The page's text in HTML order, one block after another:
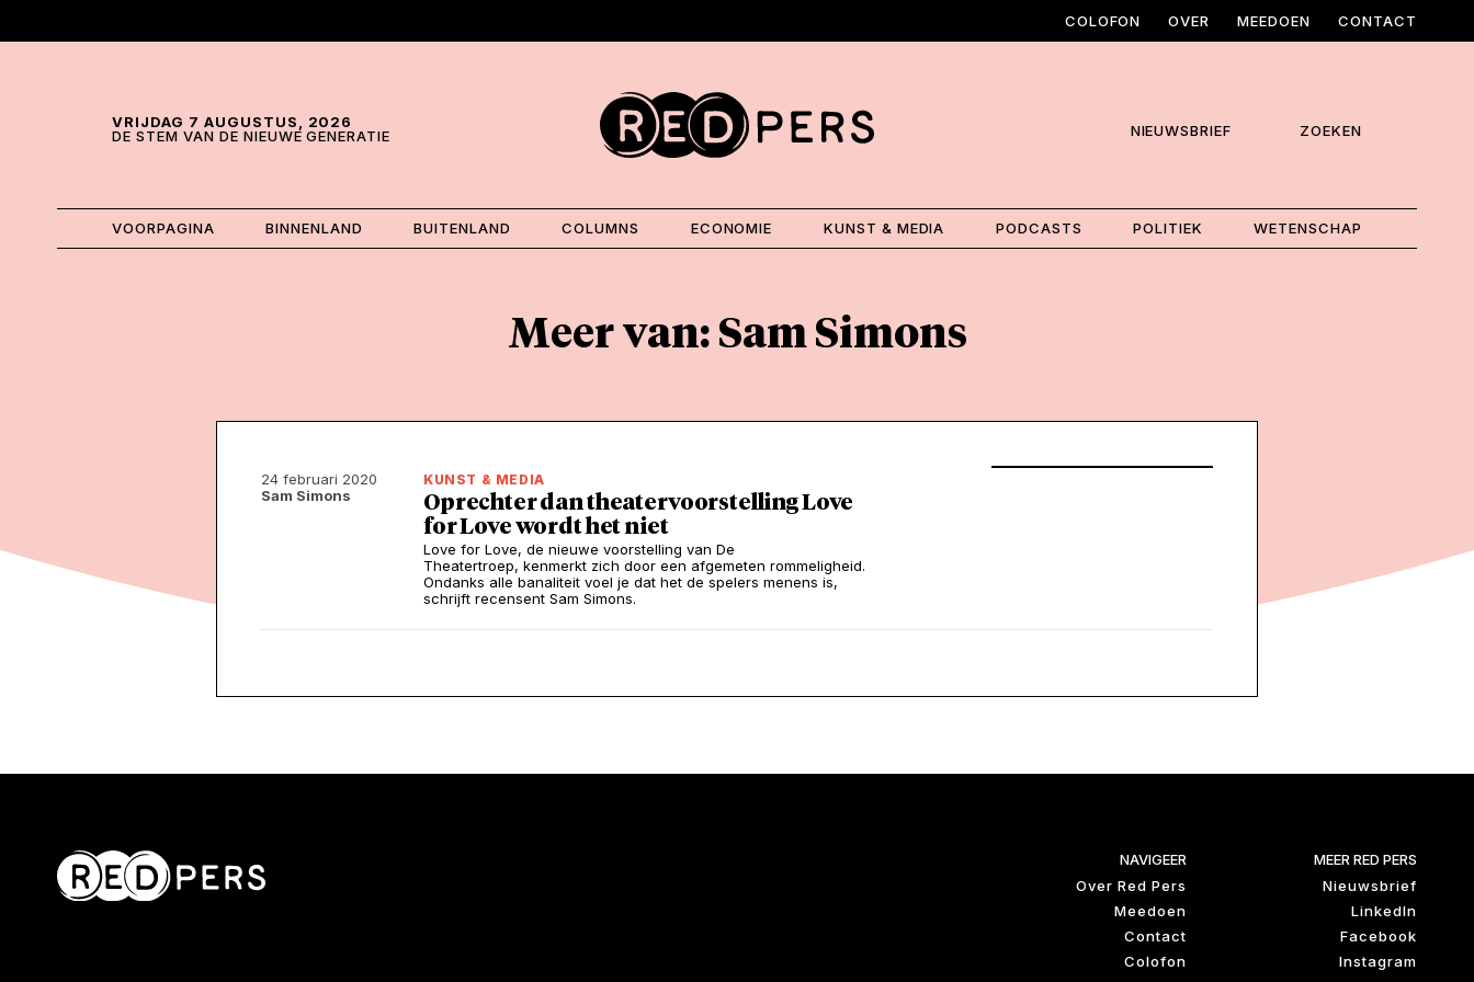
COLOFON OVER MEEDOEN CONTACT
VRIJDAG 7 AUGUSTUS, 2026
DE STEM VAN DE NIEUWE GENERATIE
NIEUWSBRIEF ZOEKEN
VOORPAGINA BINNENLAND BUITENLAND COLUMNS ECONOMIE KUNST & MEDIA PODCASTS POLITIEK WETENSCHAP
Meer van: Sam Simons
24 februari 2020
Sam Simons
KUNST & MEDIA
Oprechter dan theatervoorstelling Love
for Love wordt het niet
Love for Love, de nieuwe voorstelling van De
Theatertroep, kenmerkt zich door een afgemeten rommeligheid.
Ondanks alle banaliteit voel je dat het de spelers menens is,
schrijft recensent Sam Simons.
NAVIGEER
Over Red Pers
Meedoen
Contact
Colofon
MEER RED PERS
Nieuwsbrief
LinkedIn
Facebook
Instagram